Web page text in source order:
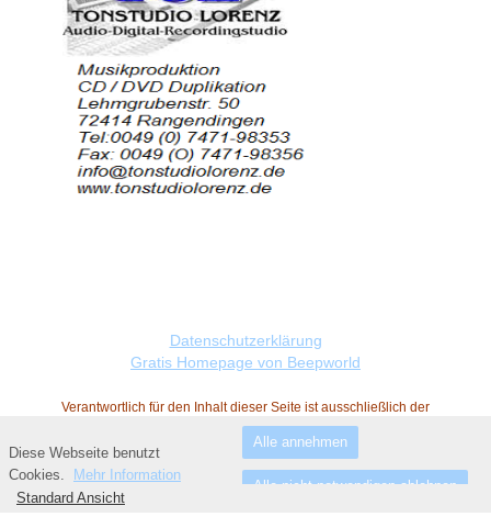
Datenschutzerklärung
Gratis Homepage von Beepworld
Verantwortlich für den Inhalt dieser Seite ist ausschließlich der
Autor dieser Homepage, kontaktierbar überdieses Formular!
Fußzeile
Standard Ansicht
Diese Webseite benutzt
Cookies.
Mehr Information
Alle annehmen
Alle nicht notwendigen ablehnen